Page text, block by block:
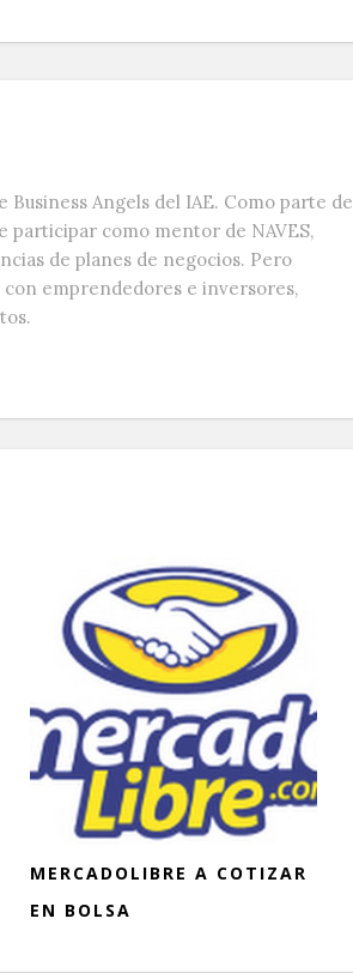
Angels del IAE. Como parte de
participar como mentor de NAVES,
de planes de negocios. Pero
emprendedores e inversores,
MERCADOLIBRE A COTIZAR
EN BOLSA